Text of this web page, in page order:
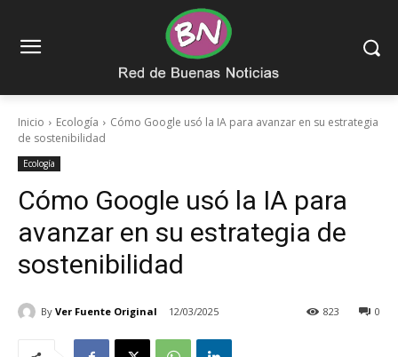
Inicio Ecología
Cómo Google usó la IA para avanzar en su estrategia
de sostenibilidad
Ecología
Cómo Google usó la IA para
avanzar en su estrategia de
sostenibilidad
By Ver Fuente Original 12/03/2025 0
823